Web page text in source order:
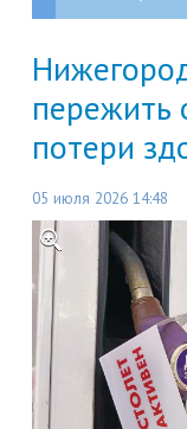
пережить
потери
05 июля 2026 14:48